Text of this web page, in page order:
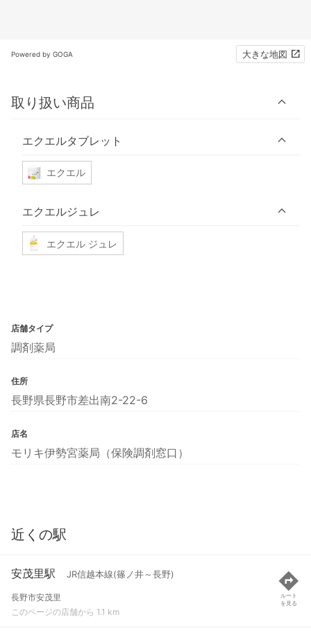
Powered by GOGA 大きな地図
取り扱い商品
エクエルタブレット
エクエル
エクエルジュレ
エクエル ジュレ
店舗タイプ
調剤薬局
住所
長野県長野市差出南2-22-6
店名
モリキ伊勢宮薬局（保険調剤窓口）
近くの駅
安茂里駅 JR信越本線(篠ノ井～長野)
長野市安茂里
このページの店舗から 1.1 km
ルート
を見る